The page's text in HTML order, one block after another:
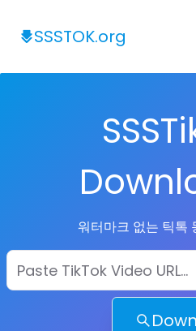
SSSTOK.org
워터마크 없는 틱톡